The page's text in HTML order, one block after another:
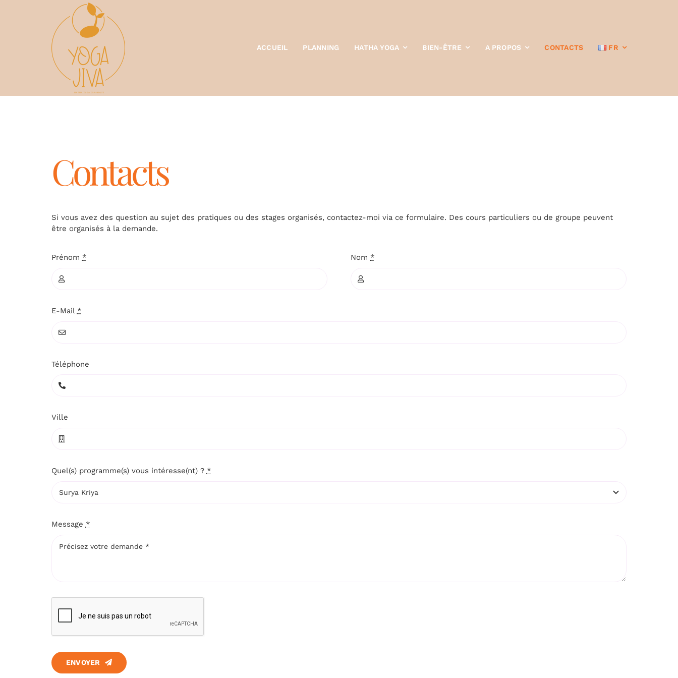
ACCUEIL PLANNING HATHA YOGA BIEN-ÊTRE A PROPOS CONTACTS FR
Contacts
Si vous avez des question au sujet des pratiques ou des stages organisés, contactez-moi via ce formulaire. Des cours particuliers ou de groupe peuvent
être organisés à la demande.
Prénom * Nom *
E-Mail *
Téléphone
Ville
Quel(s) programme(s) vous intéresse(nt) ? *
Message *
ENVOYER